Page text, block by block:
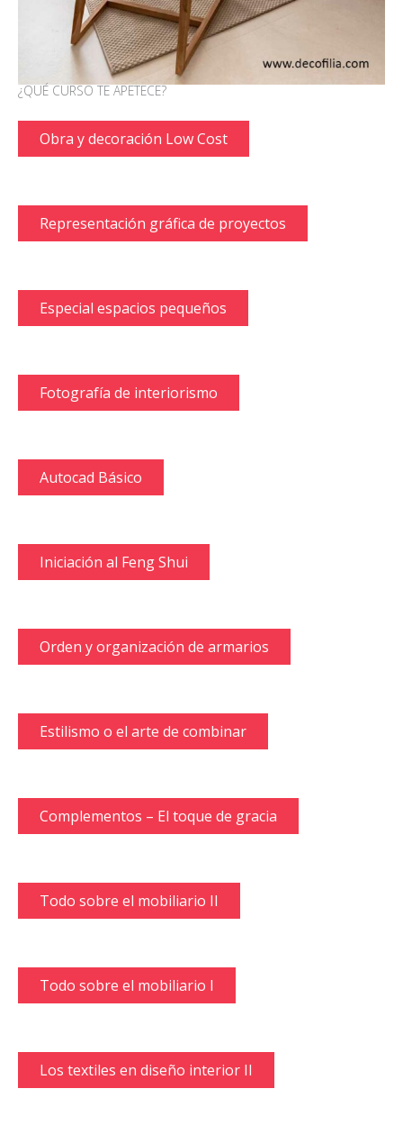
¿QUÉ CURSO TE APETECE?
Obra y decoración Low Cost
Representación gráfica de proyectos
Especial espacios pequeños
Fotografía de interiorismo
Autocad Básico
Iniciación al Feng Shui
Orden y organización de armarios
Estilismo o el arte de combinar
Complementos – El toque de gracia
Todo sobre el mobiliario II
Todo sobre el mobiliario I
Los textiles en diseño interior II